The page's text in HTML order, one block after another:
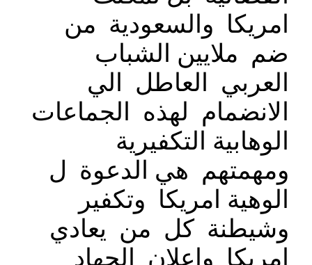
امريكا والسعودية من
ضم ملايين الشباب
العربي العاطل الي
الانضمام لهذه الجماعات
الوهابية التكفيرية
ومهمتهم هي الدعوة ل
الوهية امريكا وتكفير
وشيطنة كل من يعادي
امريكا واعلان الجهاد